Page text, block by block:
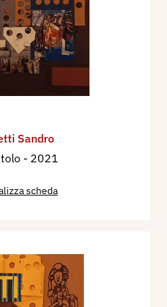
Sandro
- 2021
scheda